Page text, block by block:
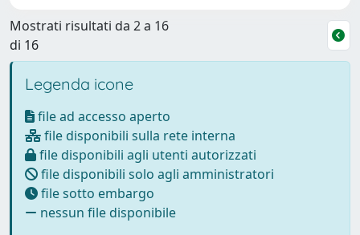
Mostrati risultati da 2 a 16
di 16
Legenda icone
file ad accesso aperto
file disponibili sulla rete interna
file disponibili agli utenti autorizzati
file disponibili solo agli amministratori
file sotto embargo
nessun file disponibile